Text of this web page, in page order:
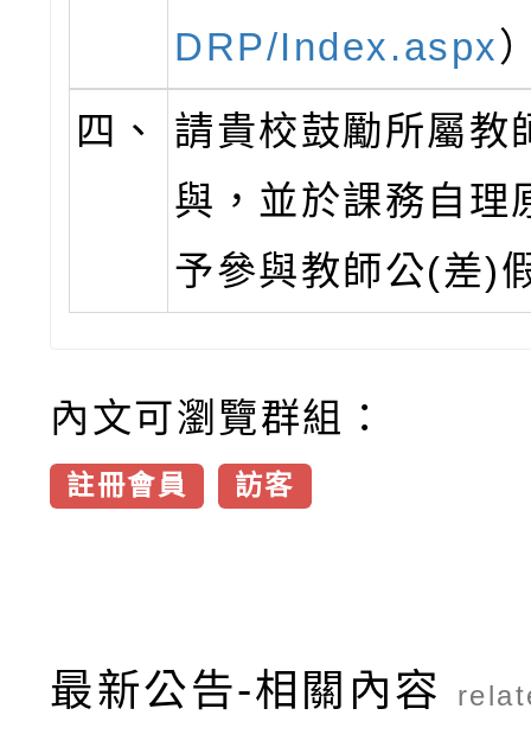
DRP/Index.aspx
四、
請貴校鼓勵所屬教
與，並於課務自理
予參與教師公(差)
內文可瀏覽群組：
註冊會員 訪客
最新公告-相關內容